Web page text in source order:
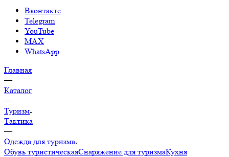
Вконтакте
Telegram
YouTube
MAX
WhatsApp
Главная
—
Каталог
—
Туризм
Тактика
—
Одежда для туризма
Обувь туристическаяСнаряжение для туризмаКухня